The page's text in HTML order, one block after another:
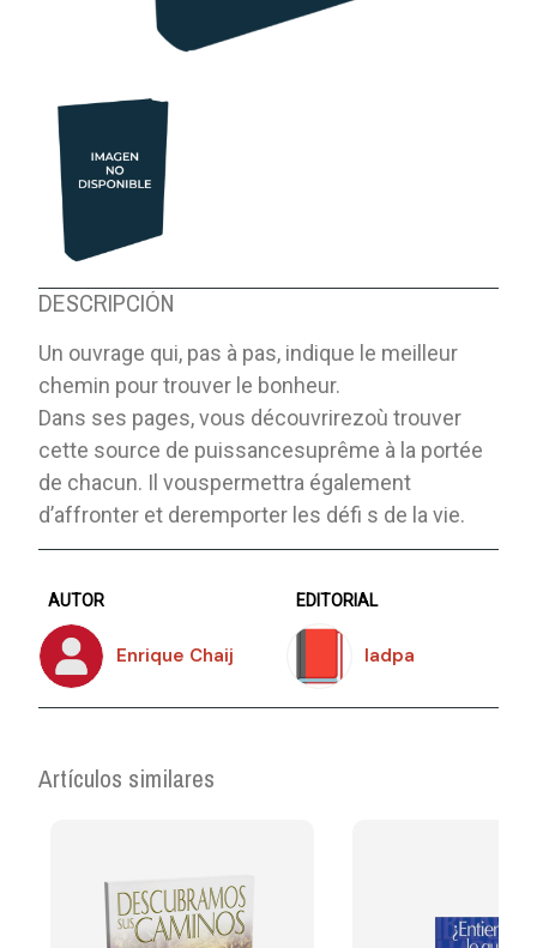
DESCRIPCIÓN
Un ouvrage qui, pas à pas, indique le meilleur
chemin pour trouver le bonheur.
Dans ses pages, vous découvrirezoù trouver
cette source de puissancesuprême à la portée
de chacun. Il vouspermettra également
d’affronter et deremporter les défi s de la vie.
AUTOR
Enrique Chaij
EDITORIAL
Iadpa
Artículos similares